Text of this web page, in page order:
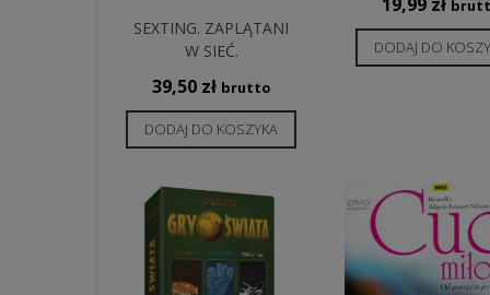
SEXTING. ZAPLĄTANI
W SIEĆ.
39,50 zł brutto
DODAJ DO KOSZYKA
19,99 zł
DODAJ DO